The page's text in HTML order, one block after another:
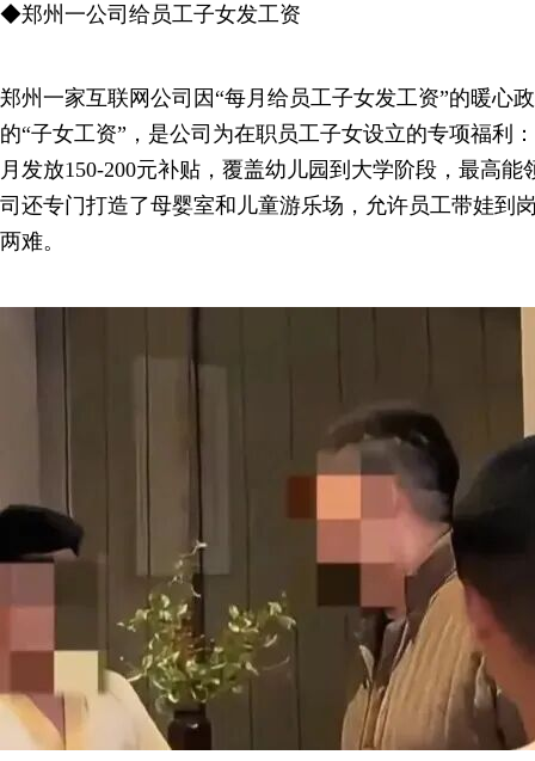
◆郑州一公司给员工子女发工资
郑州一家互联网公司因“每月给员工子女发工资”的暖心
的“子女工资”，是公司为在职员工子女设立的专项福利
月发放150-200元补贴，覆盖幼儿园到大学阶段，最高能
司还专门打造了母婴室和儿童游乐场，允许员工带娃到
两难。